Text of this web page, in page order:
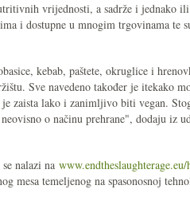
vrijednosti, a sadrže i jednako
i dostupne u mnogim trgovinama te
kebab, paštete, okruglice i
Sve navedeno također je itekako
zaista lako i zanimljivo biti vegan.
o načinu prehrane", dodaju iz
nalazi na www.endtheslaughterage.eu/
mesa temeljenog na spasonosnoj